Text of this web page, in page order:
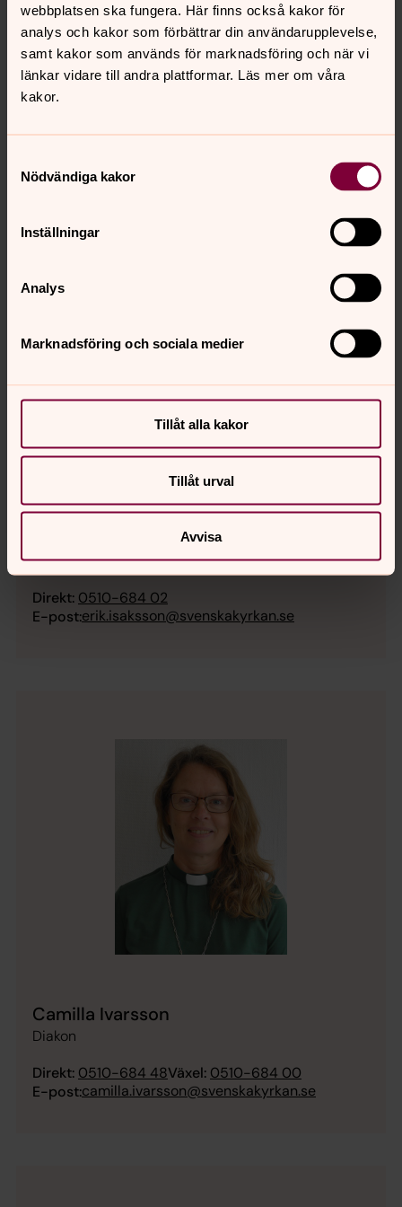
webbplatsen ska fungera. Här finns också kakor för
analys och kakor som förbättrar din användarupplevelse,
samt kakor som används för marknadsföring och när vi
länkar vidare till andra plattformar. Läs mer om våra
kakor.
Nödvändiga kakor
Inställningar
Analys
Marknadsföring och sociala medier
Tillåt alla kakor
Tillåt urval
Avvisa
Karin Enerbäck
Kyrkoherde
Direkt:
E-post:karin.enerback@svenskakyrkan.se
Präst - Sjukhuskyrkan
Direkt: 0510-684 02
E-post:erik.isaksson@svenskakyrkan.se
Camilla Ivarsson
Diakon
Direkt: 0510-684 48Växel: 0510-684 00
E-post:camilla.ivarsson@svenskakyrkan.se